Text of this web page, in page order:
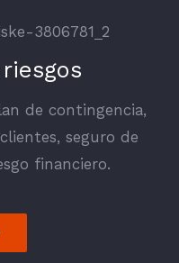
de contingencia,
seguro de
financiero.